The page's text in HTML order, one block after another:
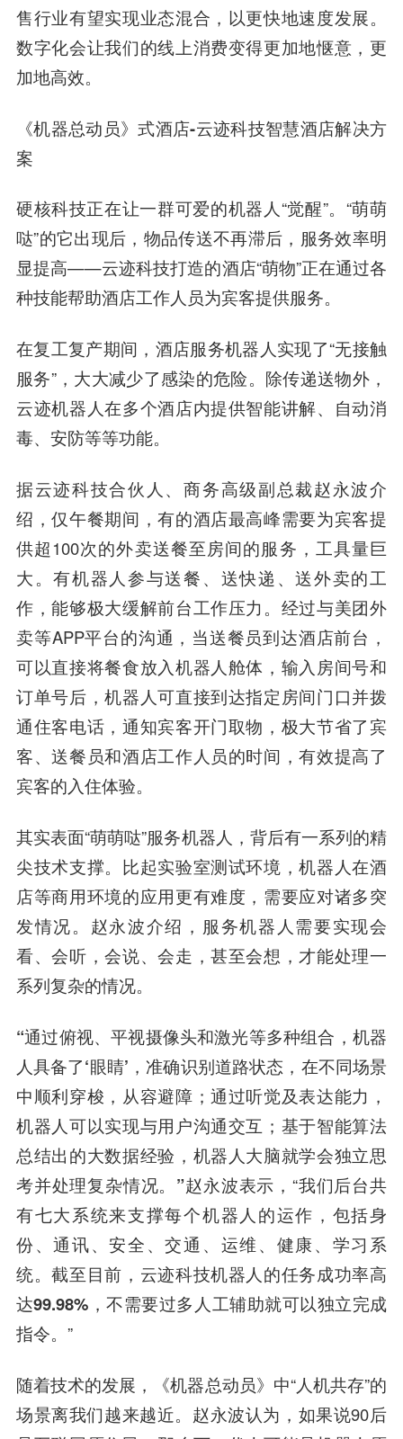
售行业有望实现业态混合，以更快地速度发展。
数字化会让我们的线上消费变得更加地惬意，更
加地高效。
《机器总动员》式酒店-云迹科技智慧酒店解决方
案
硬核科技正在让一群可爱的机器人“觉醒”。“萌萌
哒”的它出现后，物品传送不再滞后，服务效率明
显提高——云迹科技打造的酒店“萌物”正在通过各
种技能帮助酒店工作人员为宾客提供服务。
在复工复产期间，酒店服务机器人实现了“无接触
服务”，大大减少了感染的危险。除传递送物外，
云迹机器人在多个酒店内提供智能讲解、自动消
毒、安防等等功能。
据云迹科技合伙人、商务高级副总裁赵永波介
绍，仅午餐期间，有的酒店最高峰需要为宾客提
供超100次的外卖送餐至房间的服务，工具量巨
大。有机器人参与送餐、送快递、送外卖的工
作，能够极大缓解前台工作压力。经过与美团外
卖等APP平台的沟通，当送餐员到达酒店前台，
可以直接将餐食放入机器人舱体，输入房间号和
订单号后，机器人可直接到达指定房间门口并拨
通住客电话，通知宾客开门取物，极大节省了宾
客、送餐员和酒店工作人员的时间，有效提高了
宾客的入住体验。
其实表面“萌萌哒”服务机器人，背后有一系列的精
尖技术支撑。比起实验室测试环境，机器人在酒
店等商用环境的应用更有难度，需要应对诸多突
发情况。 赵永波介绍，服务机器人需要实现会
看、会听，会说、会走，甚至会想，才能处理一
系列复杂的情况。
“通过俯视、平视摄像头和激光等多种组合，机器
人具备了‘眼睛’，准确识别道路状态，在不同场景
中顺利穿梭，从容避障；通过听觉及表达能力，
机器人可以实现与用户沟通交互；基于智能算法
总结出的大数据经验，机器人大脑就学会独立思
考并处理复杂情况。”赵永波表示，“我们后台共
有七大系统来支撑每个机器人的运作，包括身
份、通讯、安全、交通、运维、健康、学习系
统。截至目前，云迹科技机器人的任务成功率高
达99.98% ，不需要过多人工辅助就可以独立完成
指令。”
随着技术的发展，《机器总动员》中“人机共存”的
场景离我们越来越近。赵永波认为，如果说90后